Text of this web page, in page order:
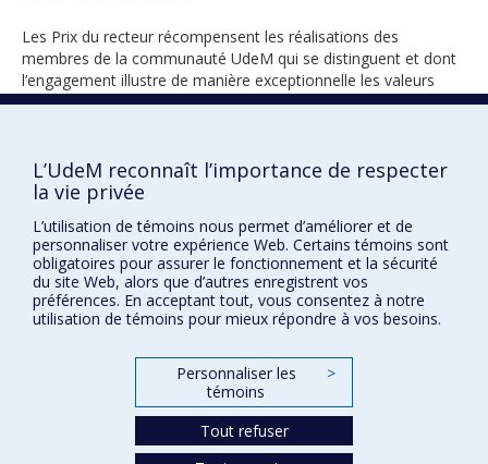
Les Prix du recteur récompensent les réalisations des
membres de la communauté UdeM qui se distinguent et dont
l’engagement illustre de manière exceptionnelle les valeurs
universitaires.
Prix et distinctions
L’UdeM reconnaît l’importance de respecter
la vie privée
L’utilisation de témoins nous permet d’améliorer et de
personnaliser votre expérience Web. Certains témoins sont
obligatoires pour assurer le fonctionnement et la sécurité
du site Web, alors que d’autres enregistrent vos
préférences. En acceptant tout, vous consentez à notre
utilisation de témoins pour mieux répondre à vos besoins.
Personnaliser les
témoins
>
Tout refuser